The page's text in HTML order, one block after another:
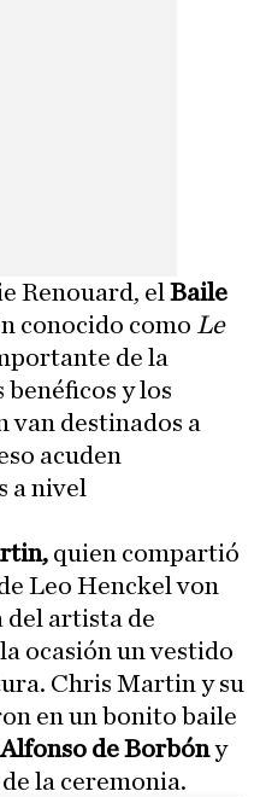
Renouard, elBaile
conocido como Le
de la
y los
van destinados a
acuden
a nivel
quien compartió
Leo Henckel von
del artista de
ocasión un vestido
Chris Martin y su
en un bonito baile
de Borbóny
la ceremonia.